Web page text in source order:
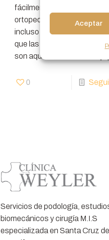
Aceptar
fácilmente en farmacias,
ortopedias, tiendas
incluso supermercados.
que las plantillas
son aquellas elaboradas
0
Servicios de podología,
biomecánicos y cirugía M.I.S
especializada en Santa Cruz de